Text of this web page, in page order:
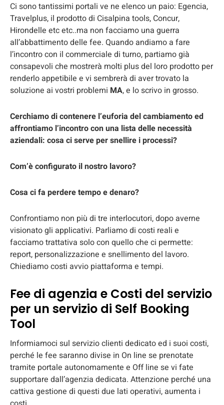
Ci sono tantissimi portali ve ne elenco un paio: Egencia,
Travelplus, il prodotto di Cisalpina tools, Concur,
Hirondelle etc etc..ma non facciamo una guerra
all’abbattimento delle fee. Quando andiamo a fare
l’incontro con il commerciale di turno, partiamo già
consapevoli che mostrerà molti plus del loro prodotto per
renderlo appetibile e vi sembrerà di aver trovato la
soluzione ai vostri problemi MA, e lo scrivo in grosso.
Cerchiamo di contenere l’euforia del cambiamento ed
affrontiamo l’incontro con una lista delle necessità
aziendali: cosa ci serve per snellire i processi?
Com’èconfigurato il nostro lavoro?
Cosa ci fa perdere tempo e denaro?
Confrontiamo non più di tre interlocutori, dopo averne
visionato gli applicativi. Parliamo di costi reali e
facciamo trattativa solo con quello che ci permette:
report, personalizzazione e snellimento del lavoro.
Chiediamo costi avvio piattaforma e tempi.
Fee di agenzia e Costi del servizio
per un servizio di Self Booking
Tool
Informiamoci sul servizio clienti dedicato ed i suoi costi,
perché le fee saranno divise in On line se prenotate
tramite portale autonomamente e Off line se vi fate
supportare dall’agenzia dedicata. Attenzione perché una
cattiva gestione di questi due lati operativi, aumenta i